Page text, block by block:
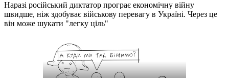
Наразі російський диктатор програє економічну війну
швидше, ніж здобуває військову перевагу в Україні. Через це
він може шукати "легку ціль"